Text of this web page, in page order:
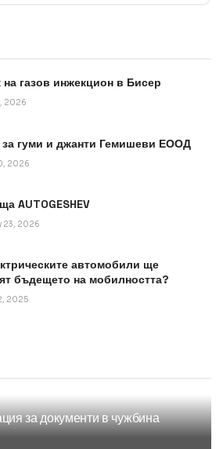
газов инжекцион в Бисер
2026
гуми и джанти Гемишеви ЕООД
2026
AUTOGESHEV
23, 2026
автомобили ще
бъдещето на мобилността?
2025
за документи в чужбина